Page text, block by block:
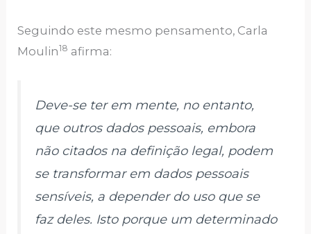
Seguindo este mesmo pensamento, Carla
Moulin18 afirma:
Deve-se ter em mente, no entanto,
que outros dados pessoais, embora
não citados na definição legal, podem
se transformar em dados pessoais
sensíveis, a depender do uso que se
faz deles. Isto porque um determinado